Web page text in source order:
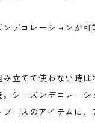
デコレーションが可
立てて使わない時
シーズンデコレーシ
ースのアイテムに